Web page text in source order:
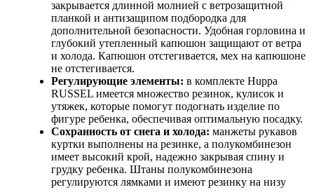
закрывается длинной молнией с ветрозащитной
планкой и антизащипом подбородка для
дополнительной безопасности. Удобная горловина и
глубокий утепленный капюшон защищают от ветра
и холода. Капюшон отстегивается, мех на капюшоне
не отстегивается.
Регулирующие элементы: в комплекте Huppa
RUSSEL имеется множество резинок, кулисок и
утяжек, которые помогут подогнать изделие по
фигуре ребенка, обеспечивая оптимальную посадку.
Сохранность от снега и холода: манжеты рукавов
куртки выполнены на резинке, а полукомбинезон
имеет высокий крой, надежно закрывая спину и
грудку ребенка. Штаны полукомбинезона
регулируются лямками и имеют резинку на низу